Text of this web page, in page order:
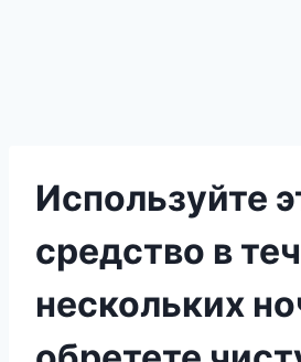
Используйте
средство в
нескольких